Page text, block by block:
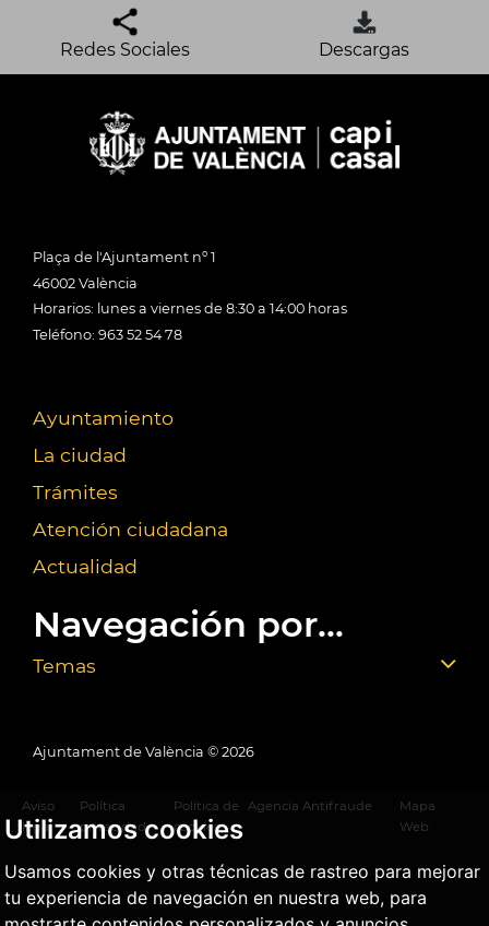
Utilizamos cookies
Usamos cookies y otras técnicas de rastreo para mejorar
tu experiencia de navegación en nuestra web, para
Redes Sociales Descargas
Plaça de l'Ajuntament nº 1
46002 València
Horarios: lunes a viernes de 8:30 a 14:00 horas
Teléfono: 963 52 54 78
Ayuntamiento
La ciudad
Trámites
Atención ciudadana
Actualidad
Navegación por...
Temas
Ajuntament de València © 2026
Aviso
legal
Política
privacidad
Política de
cookies
Agencia Antifraude
Mapa
Web